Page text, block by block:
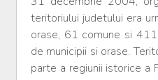
teritoriului judetului era
orase, 61 comune si
de municipii si orase.
parte a regiunii istorice a